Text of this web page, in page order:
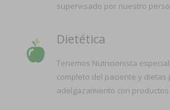
supervisado por nuestro
Dietética
Tenemos Nutricionista
completo del paciente y
adelgazamiento con